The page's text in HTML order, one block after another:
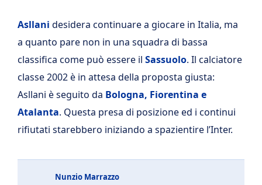
Asllani desidera continuare a giocare in Italia, ma
a quanto pare non in una squadra di bassa
classifica come può essere il Sassuolo. Il calciatore
classe 2002 è in attesa della proposta giusta:
Asllani è seguito da Bologna, Fiorentina e
Atalanta. Questa presa di posizione ed i continui
rifiutati starebbero iniziando a spazientire l’Inter.
Nunzio Marrazzo